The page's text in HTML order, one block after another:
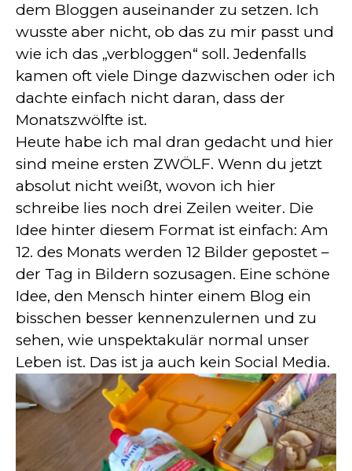
dem Bloggen auseinander zu setzen. Ich
wusste aber nicht, ob das zu mir passt und
wie ich das „verbloggen“ soll. Jedenfalls
kamen oft viele Dinge dazwischen oder ich
dachte einfach nicht daran, dass der
Monatszwölfte ist.
Heute habe ich mal dran gedacht und hier
sind meine ersten ZWÖLF. Wenn du jetzt
absolut nicht weißt, wovon ich hier
schreibe lies noch drei Zeilen weiter. Die
Idee hinter diesem Format ist einfach: Am
12. des Monats werden 12 Bilder gepostet –
der Tag in Bildern sozusagen. Eine schöne
Idee, den Mensch hinter einem Blog ein
bisschen besser kennenzulernen und zu
sehen, wie unspektakulär normal unser
Leben ist. Das ist ja auch kein Social Media.